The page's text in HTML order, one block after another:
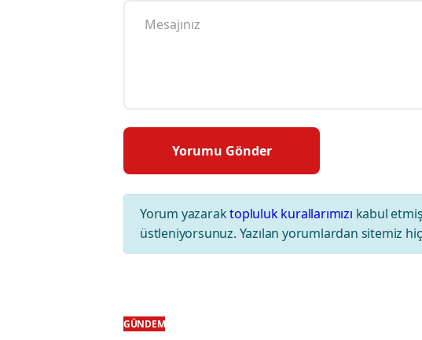
Yorum yazaraktopluluk kurallarımızı kabul
üstleniyorsunuz. Yazılan yorumlardan sitemiz
GÜNDEM